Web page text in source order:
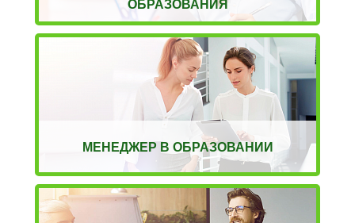
МЕНЕДЖЕР В ОБРАЗОВАНИИ